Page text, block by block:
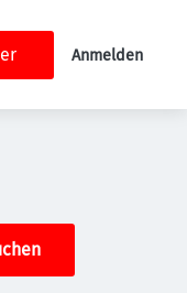
Anmelden